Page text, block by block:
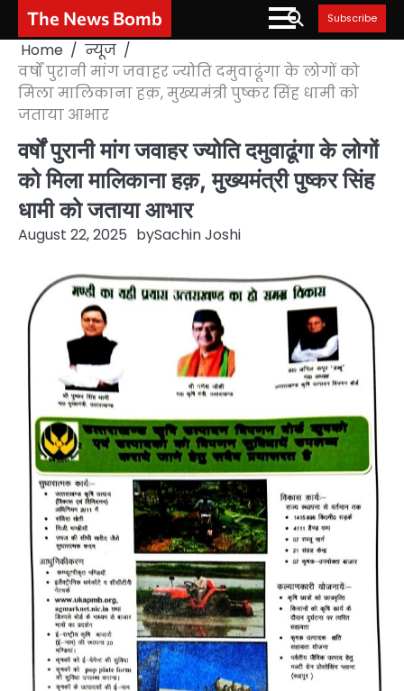
Skip
content
The News Bomb Subscribe
Home
न्यूज
वर्षों पुरानी मांग जवाहर ज्योति दमुवाढूंगा के लोगों को
मिला मालिकाना हक़, मुख्यमंत्री पुष्कर सिंह धामी को
जताया आभार
वर्षों पुरानी मांग जवाहर ज्योति दमुवाढूंगा के लोगों
को मिला मालिकाना हक़, मुख्यमंत्री पुष्कर सिंह
धामी को जताया आभार
August 22, 2025 bySachin Joshi